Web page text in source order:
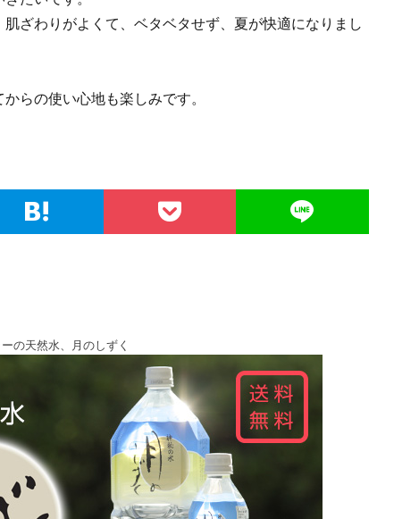
肌ざわりがよくて、ベタベタせず、夏が快適になりまし
らの使い心地も楽しみです。
の天然水、月のしずく